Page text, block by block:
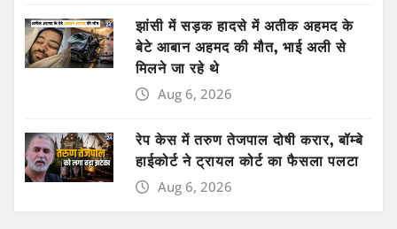
झांसी में सड़क हादसे में अतीक अहमद के
बेटे आबान अहमद की मौत, भाई अली से
मिलने जा रहे थे
Aug 6, 2026
रेप केस में तरुण तेजपाल दोषी करार, बॉम्बे
हाईकोर्ट ने ट्रायल कोर्ट का फैसला पलटा
Aug 6, 2026